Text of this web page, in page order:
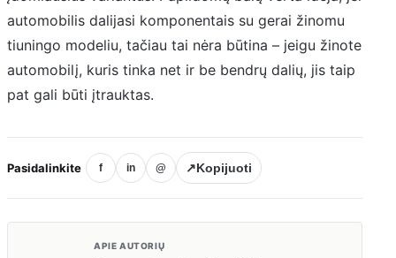
automobilis dalijasi komponentais su gerai žinomu
tiuningo modeliu, tačiau tai nėra būtina – jeigu žinote
automobilį, kuris tinka net ir be bendrų dalių, jis taip
pat gali būti įtrauktas.
Pasidalinkite f in @ ↗Kopijuoti
APIE AUTORIŲ